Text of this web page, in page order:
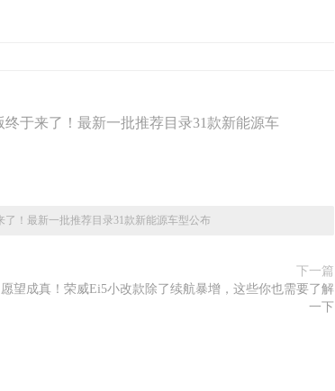
于来了！最新一批推荐目录31款新能源车
了！最新一批推荐目录31款新能源车型公布
下一篇
愿望成真！荣威Ei5小改款除了续航暴增，这些你也需要了解
一下